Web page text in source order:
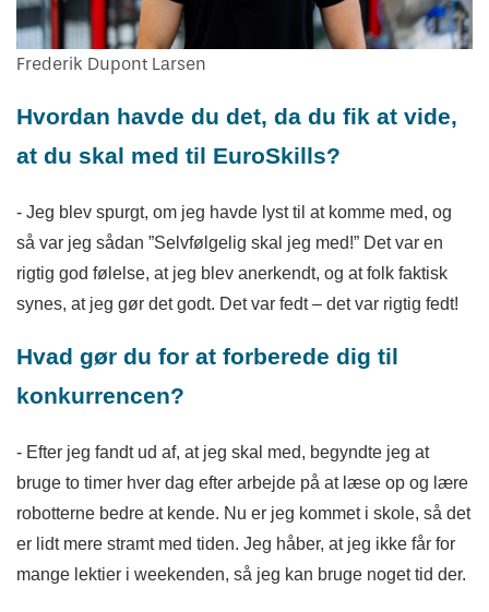
Frederik Dupont Larsen
Hvordan havde du det, da du fik at vide,
at du skal med til EuroSkills?
- Jeg blev spurgt, om jeg havde lyst til at komme med, og
så var jeg sådan ”Selvfølgelig skal jeg med!” Det var en
rigtig god følelse, at jeg blev anerkendt, og at folk faktisk
synes, at jeg gør det godt. Det var fedt – det var rigtig fedt!
Hvad gør du for at forberede dig til
konkurrencen?
- Efter jeg fandt ud af, at jeg skal med, begyndte jeg at
bruge to timer hver dag efter arbejde på at læse op og lære
robotterne bedre at kende. Nu er jeg kommet i skole, så det
er lidt mere stramt med tiden. Jeg håber, at jeg ikke får for
mange lektier i weekenden, så jeg kan bruge noget tid der.